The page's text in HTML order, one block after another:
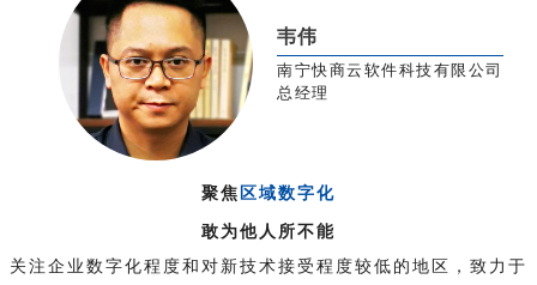
韦伟
南宁快商云软件科技有限公司
总经理
聚焦区域数字化
敢为他人所不能
关注企业数字化程度和对新技术接受程度较低的地区，致力于